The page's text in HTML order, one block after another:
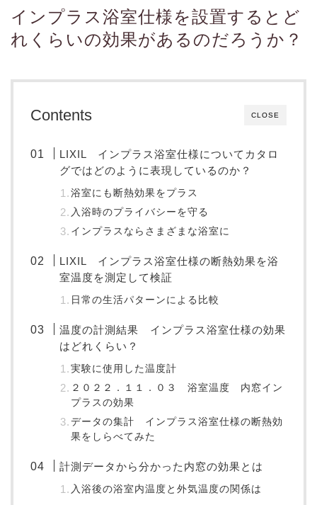
インプラス浴室仕様を設置するとど
れくらいの効果があるのだろうか？
CLOSE
Contents
LIXIL インプラス浴室仕様についてカタロ
グではどのように表現しているのか？
浴室にも断熱効果をプラス
入浴時のプライバシーを守る
インプラスならさまざまな浴室に
LIXIL インプラス浴室仕様の断熱効果を浴
室温度を測定して検証
日常の生活パターンによる比較
温度の計測結果 インプラス浴室仕様の効果
はどれくらい？
実験に使用した温度計
２０２２．１１．０３ 浴室温度 内窓イン
プラスの効果
データの集計 インプラス浴室仕様の断熱効
果をしらべてみた
計測データから分かった内窓の効果とは
入浴後の浴室内温度と外気温度の関係は